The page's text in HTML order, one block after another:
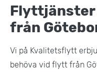
från
Vi på Kvalitetsflytt
behöva vid flytt från